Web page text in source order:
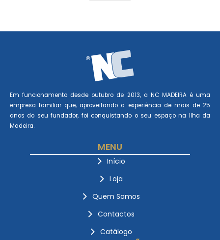
Em funcionamento desde outubro de 2013, a NC MADEIRA é uma
empresa familiar que, aproveitando a experiência de mais de 25
anos do seu fundador, foi conquistando o seu espaço na Ilha da
Madeira.
MENU
Início
Loja
Quem Somos
Contactos
Catálogo